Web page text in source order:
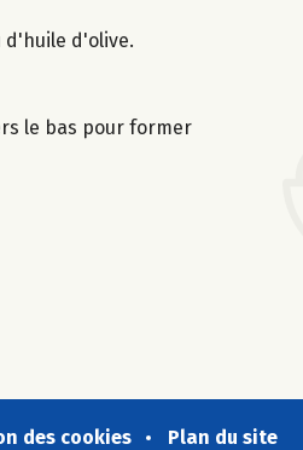
d'huile d'olive.
le bas pour former
des cookies Plan du site